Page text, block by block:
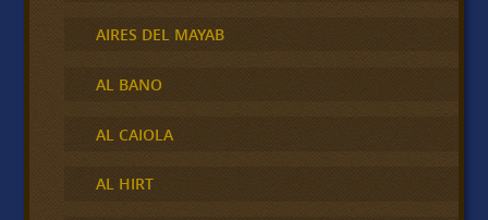
AIRES DEL MAYAB
AL BANO
AL CAIOLA
AL HIRT